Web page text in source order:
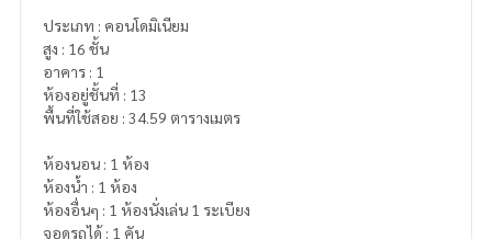
ประเภท : คอนโดมิเนียม
สูง : 16 ชั้น
อาคาร : 1
ห้องอยู่ชั้นที่ : 13
พื้นที่ใช้สอย : 34.59 ตารางเมตร
ห้องนอน : 1 ห้อง
ห้องน้ำ : 1 ห้อง
ห้องอื่นๆ : 1 ห้องนั่งเล่น 1 ระเบียง
จอดรถได้ : 1 คัน